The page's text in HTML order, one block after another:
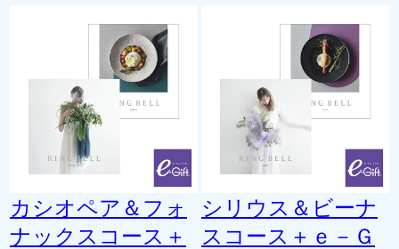
カシオペア＆フォ
ナックスコース＋
シリウス＆ビーナ
スコース＋ｅ－Ｇ